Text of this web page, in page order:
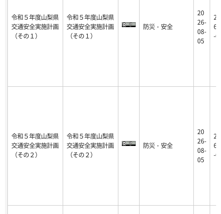
令和５年度山梨県
交通安全実施計画
（その１）
令和５年度山梨県
交通安全実施計画
（その１）
防災・安全
20
26-
08-
05
6-
-
令和５年度山梨県
交通安全実施計画
（その２）
令和５年度山梨県
交通安全実施計画
（その２）
防災・安全
20
26-
08-
05
6-
-